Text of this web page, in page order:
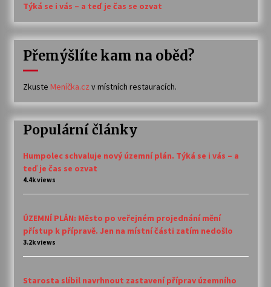
Týká se i vás – a teď je čas se ozvat
Přemýšlíte kam na oběd?
Zkuste Meníčka.cz v místních restauracích.
Populární články
Humpolec schvaluje nový územní plán. Týká se i vás – a
teď je čas se ozvat
4.4k views
ÚZEMNÍ PLÁN: Město po veřejném projednání mění
přístup k přípravě. Jen na místní části zatím nedošlo
3.2k views
Starosta slíbil navrhnout zastavení příprav územního